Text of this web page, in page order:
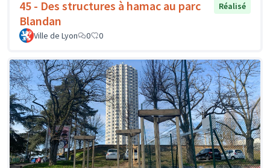
45 - Des structures à hamac au parc
Blandan
Réalisé
Ville de Lyon 0 0